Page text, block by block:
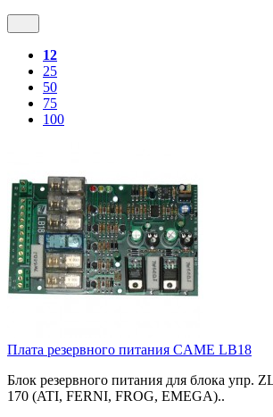
12
25
50
75
100
Плата резервного питания CAME LB18
Блок резервного питания для блока упр.
170 (ATI, FERNI, FROG, EMEGA)..